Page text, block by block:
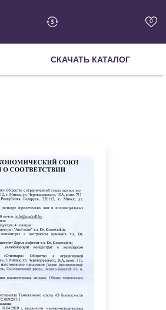
0
СКАЧАТЬ КАТАЛОГ